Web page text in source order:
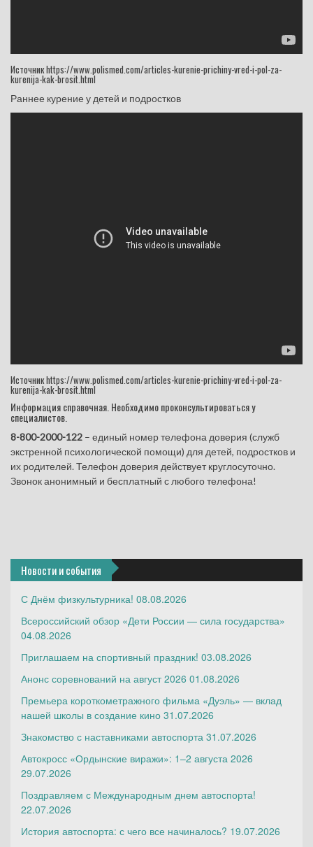
Источник https://www.polismed.com/articles-kurenie-prichiny-vred-i-pol-za-
kurenija-kak-brosit.html
Раннее курение у детей и подростков
Источник https://www.polismed.com/articles-kurenie-prichiny-vred-i-pol-za-
kurenija-kak-brosit.html
Информация справочная. Необходимо проконсультироваться у
специалистов.
8-800-2000-122 – единый номер телефона доверия (служб
экстренной психологической помощи) для детей, подростков и
их родителей. Телефон доверия действует круглосуточно.
Звонок анонимный и бесплатный с любого телефона!
Новости и события
С Днём физкультурника! 08.08.2026
Всероссийский обзор «Дети России — сила государства»
04.08.2026
Приглашаем на спортивный праздник! 03.08.2026
Анонс соревнований на август 2026 01.08.2026
Премьера короткометражного фильма «Дуэль» — вклад
нашей школы в создание кино 31.07.2026
Знакомство с наставниками автоспорта 31.07.2026
Автокросс «Ордынские виражи»: 1–2 августа 2026
29.07.2026
Поздравляем с Международным днем автоспорта!
22.07.2026
История автоспорта: с чего все начиналось? 19.07.2026